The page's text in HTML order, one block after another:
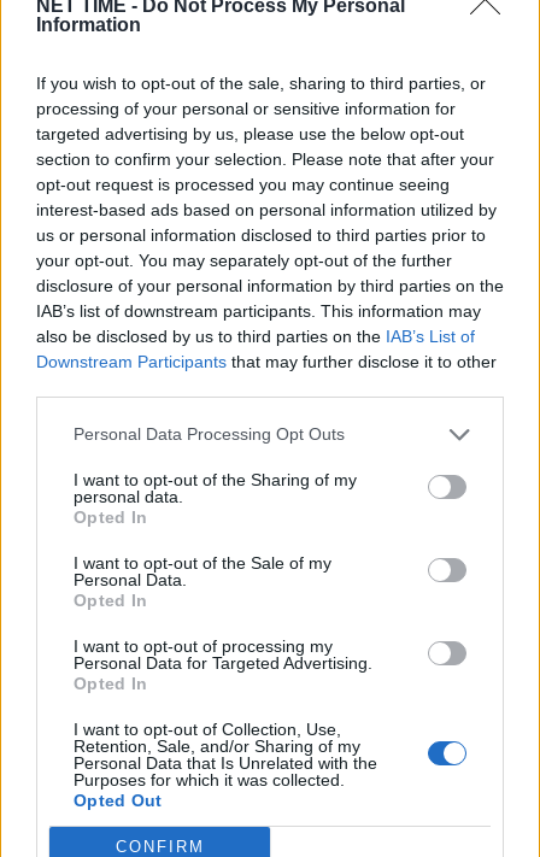
NET TIME - Do Not Process My Personal
Information
If you wish to opt-out of the sale, sharing to third parties, or
processing of your personal or sensitive information for
targeted advertising by us, please use the below opt-out
section to confirm your selection. Please note that after your
opt-out request is processed you may continue seeing
interest-based ads based on personal information utilized by
us or personal information disclosed to third parties prior to
your opt-out. You may separately opt-out of the further
disclosure of your personal information by third parties on the
IAB’s list of downstream participants. This information may
also be disclosed by us to third parties on the IAB’s List of
Downstream Participants that may further disclose it to other
Personal Data Processing Opt Outs
I want to opt-out of the Sharing of my
personal data.
Opted In
I want to opt-out of the Sale of my
Personal Data.
Opted In
I want to opt-out of processing my
Personal Data for Targeted Advertising.
Opted In
I want to opt-out of Collection, Use,
Retention, Sale, and/or Sharing of my
Personal Data that Is Unrelated with the
Purposes for which it was collected.
Opted Out
CONFIRM
Γιατί στις 12 Αυγούστου όλα τα μάτια θα
είναι στραμμένα στον ουρανό – Κάτι πολύ
σπάνιο θα συμβεί
Πε, 6 Αυγ 2026 21:47
στη μέση ηλικία μπορείτε να κερδίσετε
έως 13 χρόνια ζωής χωρίς άνοια
Πε, 6 Αυγ 2026 21:23